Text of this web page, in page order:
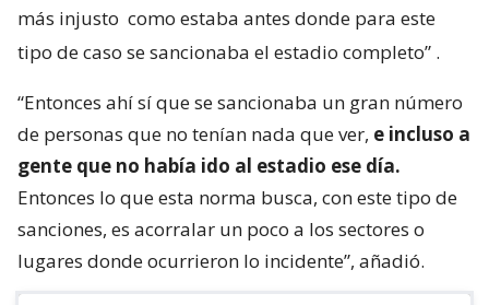
más injusto como estaba antes donde para este
tipo de caso se sancionaba el estadio completo” .
“Entonces ahí sí que se sancionaba un gran número
de personas que no tenían nada que ver, e incluso a
gente que no había ido al estadio ese día.
Entonces lo que esta norma busca, con este tipo de
sanciones, es acorralar un poco a los sectores o
lugares donde ocurrieron lo incidente”, añadió.